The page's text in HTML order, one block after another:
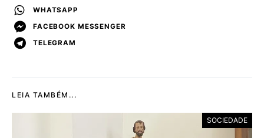
WHATSAPP
FACEBOOK MESSENGER
TELEGRAM
LEIA TAMBÉM...
SOCIEDADE